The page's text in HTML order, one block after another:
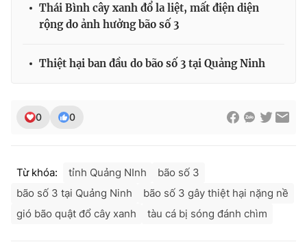
Thái Bình cây xanh đổ la liệt, mất điện diện
rộng do ảnh hưởng bão số 3
Thiệt hại ban đầu do bão số 3 tại Quảng Ninh
0 0
Từ khóa: tỉnh Quảng NInh
bão số 3
bão số 3 tại Quảng Ninh
bão số 3 gây thiệt hại nặng nề
gió bão quật đổ cây xanh
tàu cá bị sóng đánh chìm